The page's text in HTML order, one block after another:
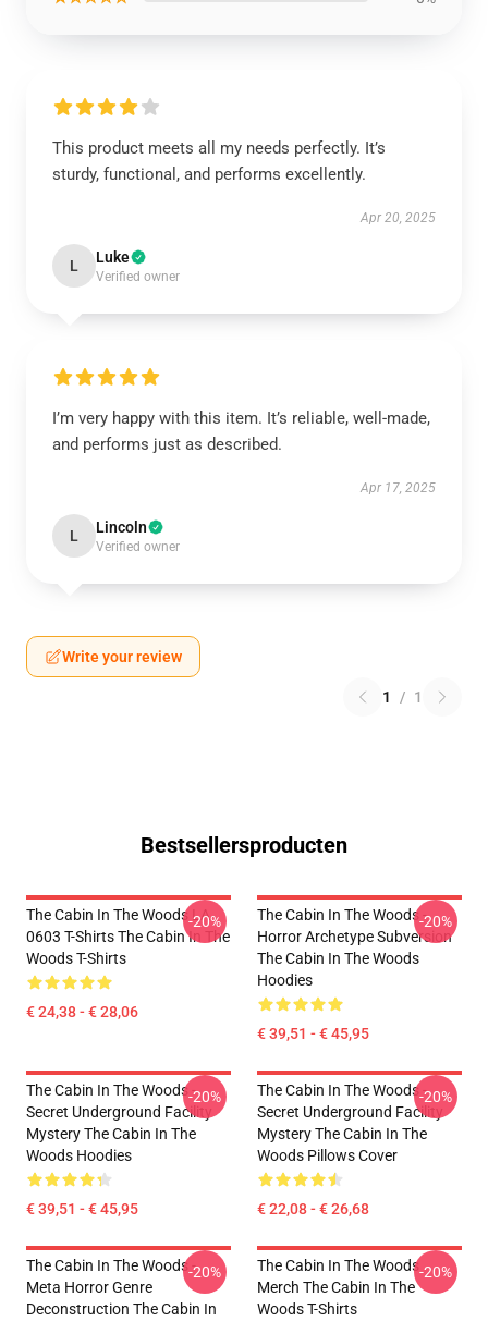
This product meets all my needs perfectly. It’s
sturdy, functional, and performs excellently.
Apr 20, 2025
L Luke
Verified owner
I’m very happy with this item. It’s reliable, well-made,
and performs just as described.
Apr 17, 2025
L Lincoln
Verified owner
Write your review
1 / 1
Bestsellersproducten
The Cabin In The Woods LA
0603 T-Shirts The Cabin In The
Woods T-Shirts
€ 24,38 - € 28,06
-20%
The Cabin In The Woods -
Horror Archetype Subversion
The Cabin In The Woods
Hoodies
€ 39,51 - € 45,95
-20%
The Cabin In The Woods -
Secret Underground Facility
Mystery The Cabin In The
Woods Hoodies
€ 39,51 - € 45,95
-20%
The Cabin In The Woods -
Secret Underground Facility
Mystery The Cabin In The
Woods Pillows Cover
€ 22,08 - € 26,68
-20%
The Cabin In The Woods -
Meta Horror Genre
Deconstruction The Cabin In
-20%
The Cabin In The Woods
Merch The Cabin In The
Woods T-Shirts
-20%